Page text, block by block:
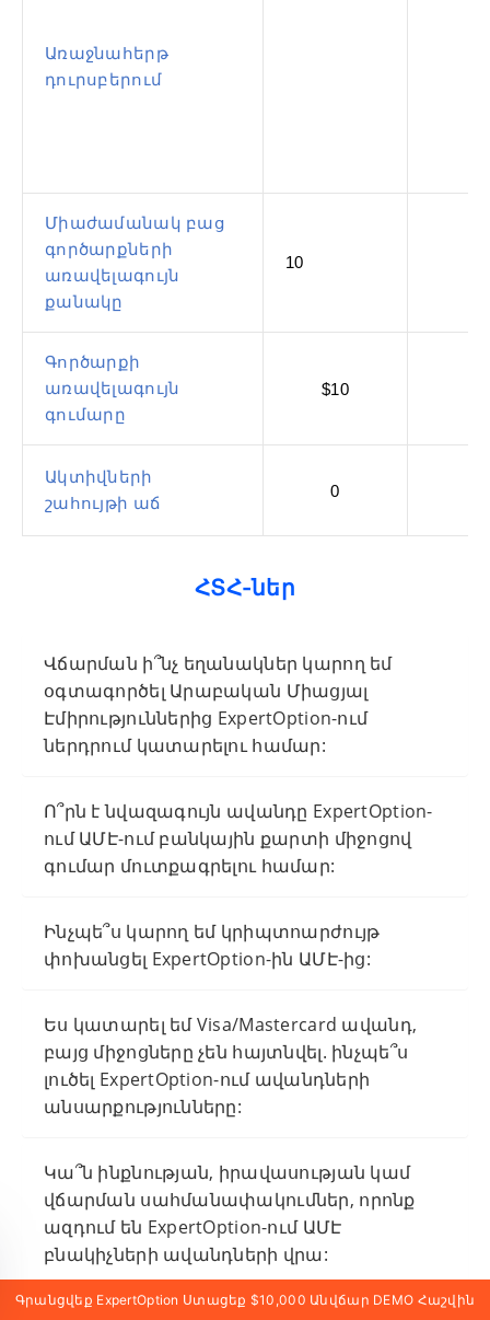
Առաջնահերթ
դուրսբերում
Միաժամանակ բաց
գործարքների
առավելագույն
քանակը
10
Գործարքի
առավելագույն
գումարը
$10
Ակտիվների
շահույթի աճ
0
ՀՏՀ-ներ
Վճարման ի՞նչ եղանակներ կարող եմ
օգտագործել Արաբական Միացյալ
Էմիրություններից ExpertOption-ում
ներդրում կատարելու համար:
Ո՞րն է նվազագույն ավանդը ExpertOption-
ում ԱՄԷ-ում բանկային քարտի միջոցով
գումար մուտքագրելու համար:
Ինչպե՞ս կարող եմ կրիպտոարժույթ
փոխանցել ExpertOption-ին ԱՄԷ-ից:
Ես կատարել եմ Visa/Mastercard ավանդ,
բայց միջոցները չեն հայտնվել. ինչպե՞ս
լուծել ExpertOption-ում ավանդների
անսարքությունները:
Կա՞ն ինքնության, իրավասության կամ
վճարման սահմանափակումներ, որոնք
ազդում են ExpertOption-ում ԱՄԷ
բնակիչների ավանդների վրա:
Գրանցվեք ExpertOption Ստացեք $10,000 Անվճար DEMO Հաշվին